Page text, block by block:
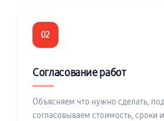
02
Согласование работ
Объясняем что нужно сделать,
согласовываем стоимость, сроки